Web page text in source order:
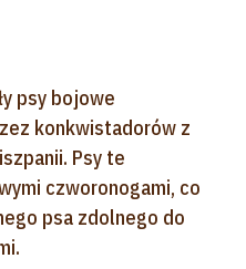
psy bojowe
konkwistadorów z
Psy te
czworonogami, co
psa zdolnego do